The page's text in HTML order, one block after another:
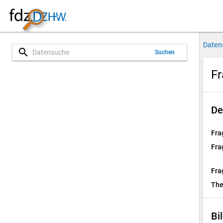
search Suchen